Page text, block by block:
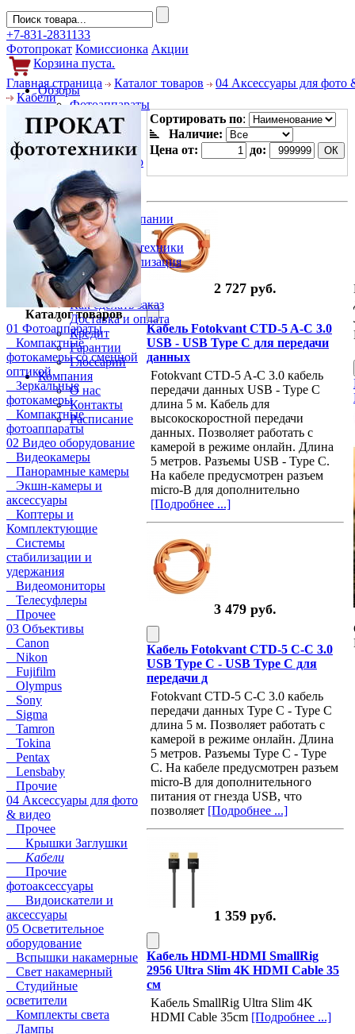
+7-831-2831133
Фотопрокат Комиссионка Акции
Корзина пуста.
Обзоры
Фотоаппараты
Объективы
Фильтры
Новости
Фото и видео
Гаджеты
Аксессуары
Слухи
Новости компании
Услуги
Прокат фототехники
Выкуп и реализация
Покупателям
Акции
Как сделать заказ
Доставка и оплата
Кредит
Гарантии
Глоссарий
Компания
О нас
Контакты
Расписание
Главная страница Каталог товаров
04 Аксессуары для фото
Кабели
Каталог товаров
01 Фотоаппараты
Компактные
фотокамеры со сменной
оптикой
Зеркальные
фотокамеры
Компактные
фотоаппараты
02 Видео оборудование
Видеокамеры
Панорамные камеры
Экшн-камеры и
аксессуары
Коптеры и
Комплектующие
Системы
стабилизации и
удержания
Видеомониторы
Телесуфлеры
Прочее
03 Объективы
Canon
Nikon
Fujifilm
Olympus
Sony
Sigma
Tamron
Tokina
Pentax
Lensbaby
Прочие
04 Аксессуары для фото
& видео
Прочее
Крышки Заглушки
Кабели
Прочие
фотоаксессуары
Видоискатели и
аксессуары
05 Осветительное
оборудование
Вспышки накамерные
Свет накамерный
Студийные
осветители
Комплекты света
Лампы
Сортировать по:
Наличие:
Цена от:
до:
2 727 руб.
Кабель Fotokvant CTD-5 A-C 3.0
USB - USB Type C для передачи
данных
Fotokvant CTD-5 A-C 3.0 кабель
передачи данных USB - Type C
длина 5 м. Кабель для
высокоскоростной передачи
данных. Позволяет работать с
камерой в режиме онлайн. Длина
5 метров. Разъемы USB - Type C.
На кабеле предусмотрен разъем
micro-B для дополнительно
[Подробнее ...]
3 479 руб.
Кабель Fotokvant CTD-5 C-C 3.0
USB Type C - USB Type C для
передачи д
Fotokvant CTD-5 С-C 3.0 кабель
передачи данных Type С - Type C
длина 5 м. Позволяет работать с
камерой в режиме онлайн. Длина
5 метров. Разъемы Type C - Type
C. На кабеле предусмотрен разъем
micro-B для дополнительного
питания от гнезда USB, что
позволяет [Подробнее ...]
1 359 руб.
Кабель HDMI-HDMI SmallRig
2956 Ultra Slim 4K HDMI Cable 35
см
Kабель SmallRig Ultra Slim 4K
HDMI Cable 35cm [Подробнее ...]